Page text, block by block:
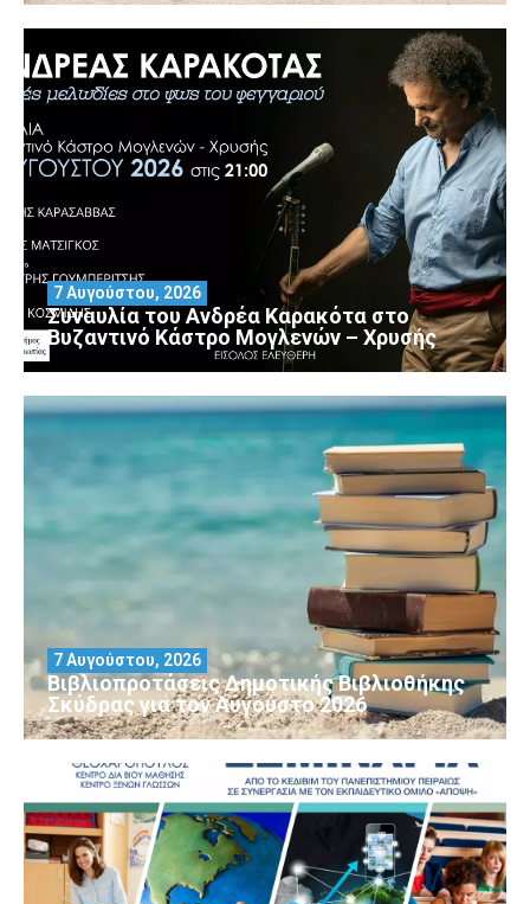
Συναυλία του Ανδρέα Καρακότα στο
Βυζαντινό Κάστρο Μογλενών – Χρυσής
7 Αυγούστου, 2026
Βιβλιοπροτάσεις Δημοτικής Βιβλιοθήκης
Σκύδρας για τον Αύγούστο 2026
7 Αυγούστου, 2026